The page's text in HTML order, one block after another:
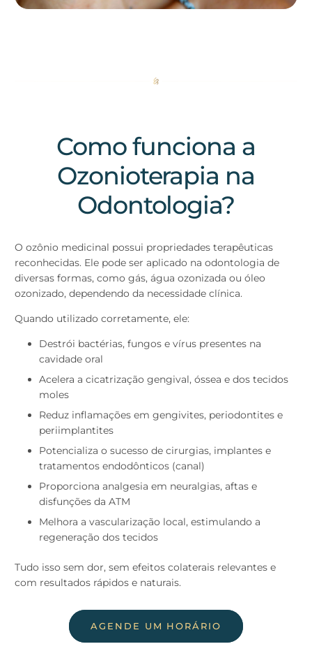
Como funciona a
Ozonioterapia na
Odontologia?
O ozônio medicinal possui propriedades terapêuticas
reconhecidas. Ele pode ser aplicado na odontologia de
diversas formas, como gás, água ozonizada ou óleo
ozonizado, dependendo da necessidade clínica.
Quando utilizado corretamente, ele:
Destrói bactérias, fungos e vírus presentes na
cavidade oral
Acelera a cicatrização gengival, óssea e dos tecidos
moles
Reduz inflamações em gengivites, periodontites e
periimplantites
Potencializa o sucesso de cirurgias, implantes e
tratamentos endodônticos (canal)
Proporciona analgesia em neuralgias, aftas e
disfunções da ATM
Melhora a vascularização local, estimulando a
regeneração dos tecidos
Tudo isso sem dor, sem efeitos colaterais relevantes e
com resultados rápidos e naturais.
AGENDE UM HORÁRIO